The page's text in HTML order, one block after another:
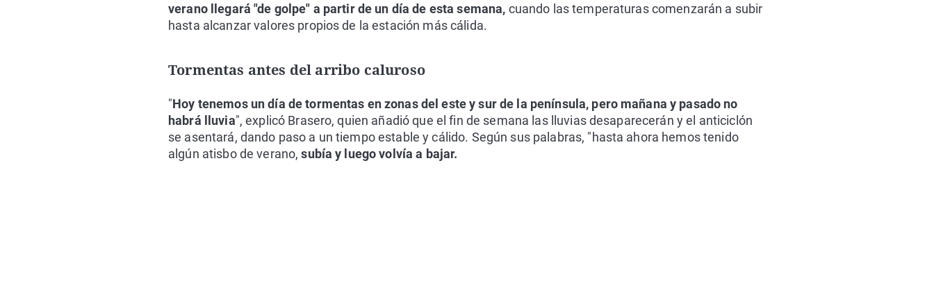
verano llegará "de golpe" a partir de un día de esta semana, cuando las temperaturas comenzarán a subir
hasta alcanzar valores propios de la estación más cálida.
Tormentas antes del arribo caluroso
"Hoy tenemos un día de tormentas en zonas del este y sur de la península, pero mañana y pasado no
habrá lluvia", explicó Brasero, quien añadió que el fin de semana las lluvias desaparecerán y el anticiclón
se asentará, dando paso a un tiempo estable y cálido. Según sus palabras, "hasta ahora hemos tenido
algún atisbo de verano, subía y luego volvía a bajar.